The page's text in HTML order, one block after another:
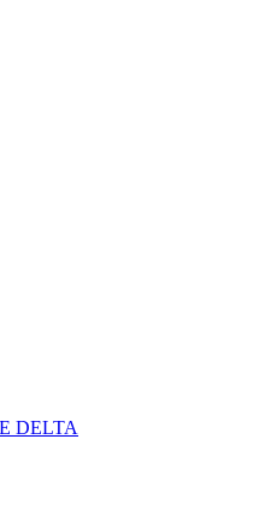
DELTA